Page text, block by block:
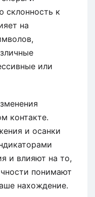
склонность к
на
или
контакте.
и осанки
и влияют на то,
понимают
нахождение.